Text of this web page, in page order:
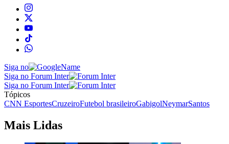
Siga no
Siga no Forum Inter
Siga no Forum Inter
Tópicos
CNN EsportesCruzeiroFutebol brasileiroGabigolNeymarSantos
Mais Lidas